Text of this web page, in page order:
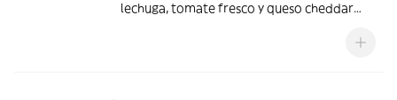
lechuga, tomate fresco y queso cheddar